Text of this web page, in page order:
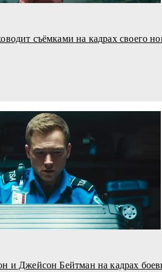
съёмками на кадрах своего
и Джейсон Бейтман на кадрах